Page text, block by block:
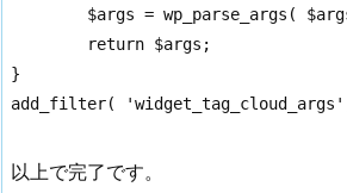
}
add_filter(
以上で完了です。